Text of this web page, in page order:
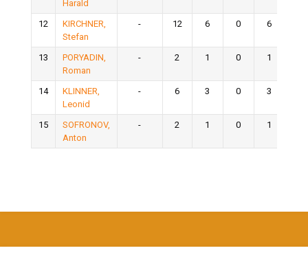
Harald
12
KIRCHNER,
Stefan
- 12 6 0 6
13
PORYADIN,
Roman
- 2 1 0 1
14
KLINNER,
Leonid
- 6 3 0 3
15
SOFRONOV,
Anton
- 2 1 0 1